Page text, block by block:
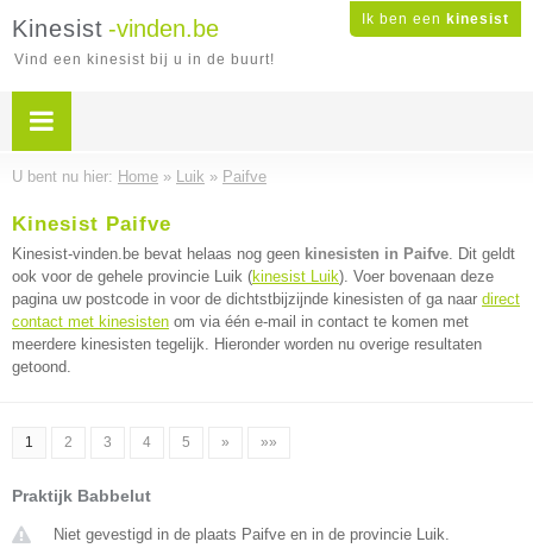
Ik ben een kinesist
Kinesist -vinden.be
Vind een kinesist bij u in de buurt!
U bent nu hier: Home » Luik » Paifve
Kinesist Paifve
Kinesist-vinden.be bevat helaas nog geen kinesisten in Paifve. Dit geldt
ook voor de gehele provincie Luik (kinesist Luik). Voer bovenaan deze
pagina uw postcode in voor de dichtstbijzijnde kinesisten of ga naar direct
contact met kinesisten om via één e-mail in contact te komen met
meerdere kinesisten tegelijk. Hieronder worden nu overige resultaten
getoond.
1 2 3 4 5 » »»
Praktijk Babbelut
Niet gevestigd in de plaats Paifve en in de provincie Luik.